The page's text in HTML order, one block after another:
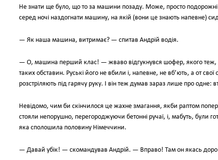
Не знати ще було, що то за машини позаду. Може, просто
серед ночi наздогнати машину, на якiй (вони це знають напевне)
— Як наша машина, витримає? — спитав Андрiй водiя.
— О, машина перший клас! — жваво вiдгукнувся шофер, якого теж,
таких обставин. Руськi його не вбили i, напевне, не вб’ють, а от
розстрiляють пiд гарячу руку. І вiн теж думав зараз лише про одне:
Невiдомо, чим би скiнчилося це жахне змагання, якби раптом
стояли непорушно, перегороджуючи бетоннi ручаї, i, мабуть, були
яка сполошила половину Нiмеччини.
— Давай убiк! — скомандував Андрiй. — Вправо! Там он якась